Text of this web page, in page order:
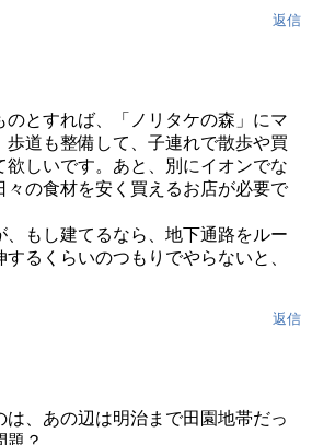
返信
のとすれば、「ノリタケの森」にマ
歩道も整備して、子連れで散歩や買
欲しいです。あと、別にイオンでな
々の食材を安く買えるお店が必要で
、もし建てるなら、地下通路をルー
るくらいのつもりでやらないと、
返信
、あの辺は明治まで田園地帯だっ
題？